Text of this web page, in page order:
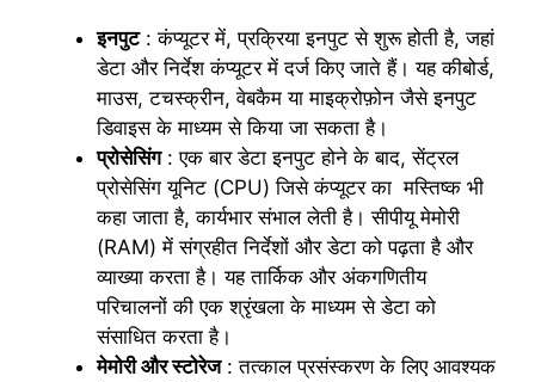
इनपुट: कंप्यूटर में, प्रक्रिया इनपुट से शुरू होती है, जहां
डेटा और निर्देश कंप्यूटर में दर्ज किए जाते हैं। यह कीबोर्ड,
माउस, टचस्क्रीन, वेबकैम या माइक्रोफ़ोन जैसे इनपुट
डिवाइस के माध्यम से किया जा सकता है।
प्रोसेसिंग: एक बार डेटा इनपुट होने के बाद, सेंट्रल
प्रोसेसिंग यूनिट (CPU) जिसे कंप्यूटर का मस्तिष्क भी
कहा जाता है, कार्यभार संभाल लेती है। सीपीयू मेमोरी
(RAM) में संग्रहीत निर्देशों और डेटा को पढ़ता है और
व्याख्या करता है। यह तार्किक और अंकगणितीय
परिचालनों की एक श्रृंखला के माध्यम से डेटा को
संसाधित करता है।
मेमोरी और स्टोरेज: तत्काल प्रसंस्करण के लिए आवश्यक